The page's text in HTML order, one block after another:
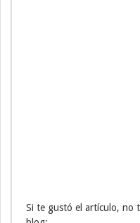
Si te gustó el artículo, no